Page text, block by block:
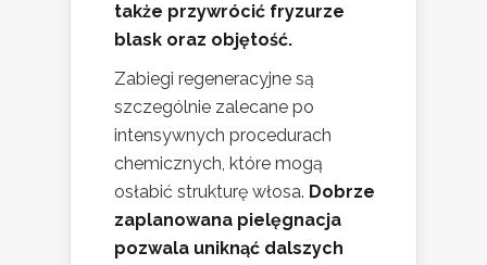
także przywrócić fryzurze
blask oraz objętość.
Zabiegi regeneracyjne są
szczególnie zalecane po
intensywnych procedurach
chemicznych, które mogą
osłabić strukturę włosa. Dobrze
zaplanowana pielęgnacja
pozwala uniknąć dalszych